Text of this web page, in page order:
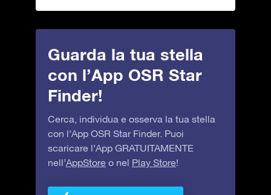
Guarda la tua stella
con l’App OSR Star
Finder!
Cerca, individua e osserva la tua stella
con l’App OSR Star Finder. Puoi
scaricare l’App GRATUITAMENTE
nell’AppStore o nel Play Store!